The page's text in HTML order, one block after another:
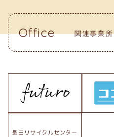
Office 関連事業所
長田リサイクルセンター